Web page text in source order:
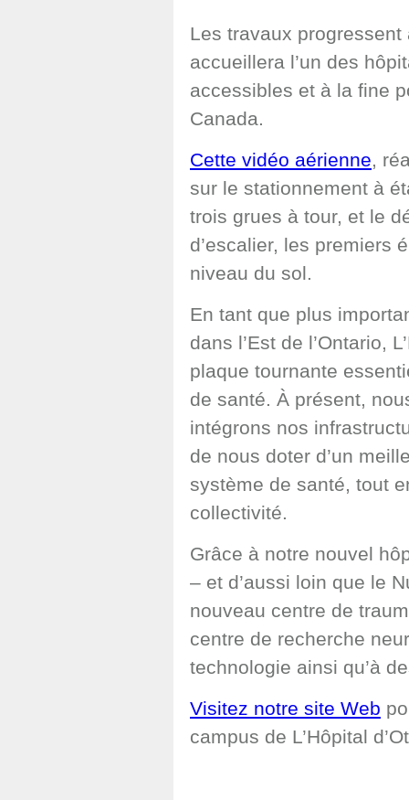
Les travaux
accueillera l’un des
accessibles et à la fine
Canada.
Cette vidéo aérienne,
sur le stationnement à
trois grues à tour, et le
d’escalier, les premiers
niveau du sol.
En tant que plus
dans l’Est de l’Ontario,
plaque tournante
de santé. À présent,
intégrons nos
de nous doter d’un
système de santé, tout
collectivité.
Grâce à notre nouvel
– et d’aussi loin que le
nouveau centre de
centre de recherche
technologie ainsi qu’à
Visitez notre site Web
campus de L’Hôpital